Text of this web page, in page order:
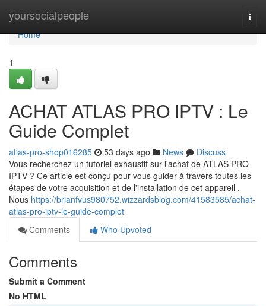
yoursocialpeople
Home
Home
1
ACHAT ATLAS PRO IPTV : Le
Guide Complet
atlas-pro-shop016285 53 days ago News
Discuss
Vous recherchez un tutoriel exhaustif sur l'achat de ATLAS PRO
IPTV ? Ce article est conçu pour vous guider à travers toutes les
étapes de votre acquisition et de l'installation de cet appareil .
Nous https://brianfvus980752.wizzardsblog.com/41583585/achat-
atlas-pro-iptv-le-guide-complet
Comments
Who Upvoted
Comments
Submit a Comment
No HTML